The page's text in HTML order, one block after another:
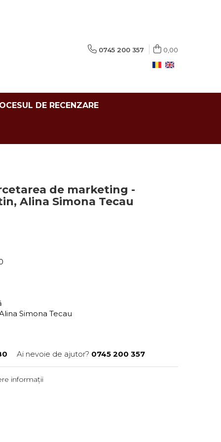
0745 200 357 0,00
DE RECENZARE
de marketing -
Alina Simona Tecau
Simona Tecau
Ai nevoie de ajutor? 0745 200 357
informații